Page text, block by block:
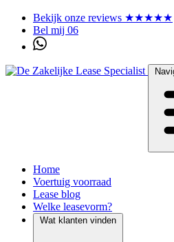
Bekijk onze reviews ★★★★★
Bel mij 06
Home
Voertuig voorraad
Lease blog
Welke leasevorm?
Wat klanten vinden